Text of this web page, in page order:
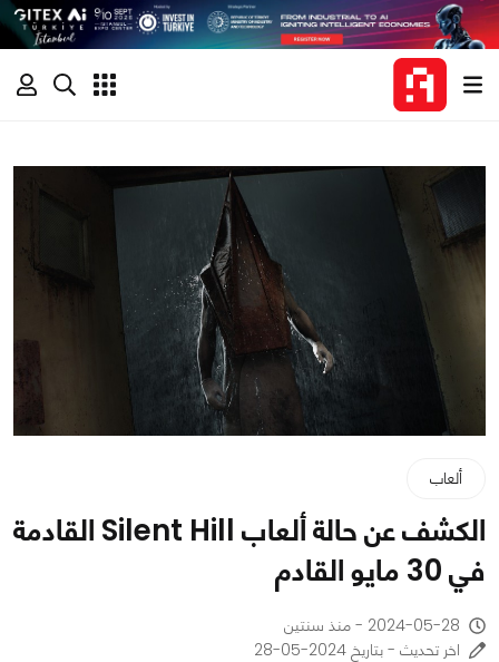
ألعاب
الكشف عن حالة ألعاب Silent Hill القادمة
في 30 مايو القادم
2024-05-28 - منذ سنتين
اخر تحديث - بتاريخ 2024-05-28